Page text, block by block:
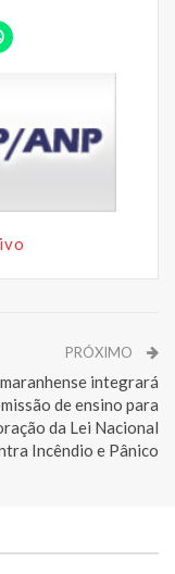
PRÓXIMO
integrará
de ensino para
da Lei Nacional
Incêndio e Pânico